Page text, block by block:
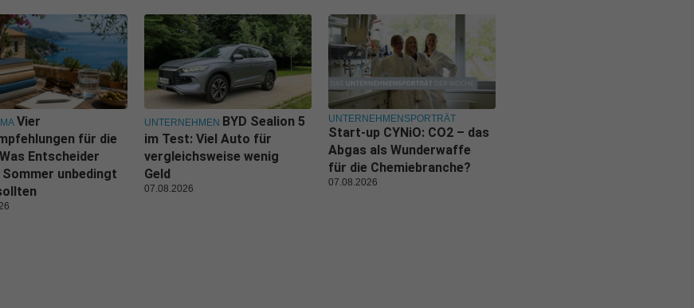
Vier
für die
Entscheider
Sommer unbedingt
UNTERNEHMEN BYD Sealion 5
im Test: Viel Auto für
vergleichsweise wenig
Geld
07.08.2026
UNTERNEHMENSPORTRÄT
Start-up CYNiO: CO2 – das
Abgas als Wunderwaffe
für die Chemiebranche?
07.08.2026